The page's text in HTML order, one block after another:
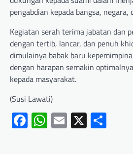
pengabdian kepada bangsa, negara,
Kegiatan serah terima jabatan dan
dengan tertib, lancar, dan penuh
dimulainya babak baru
dengan harapan semakin
kepada masyarakat.
(Susi Lawati)
Facebook
WhatsApp
Email
X